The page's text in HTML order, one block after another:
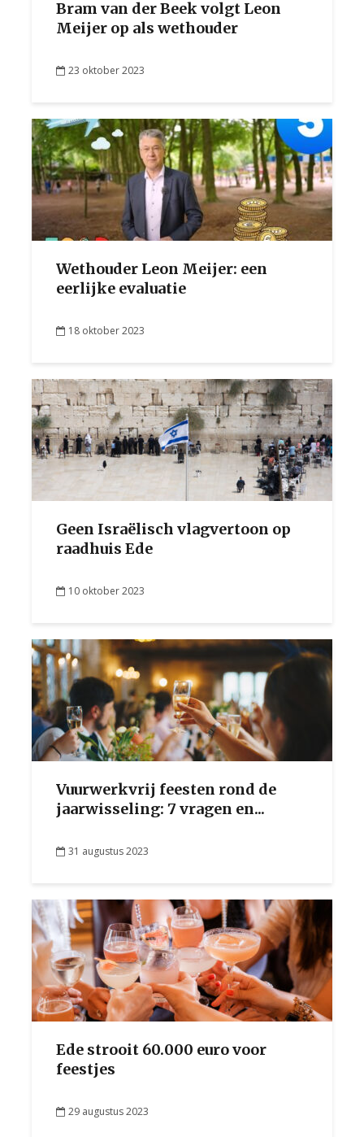
Bram van der Beek volgt Leon
Meijer op als wethouder
23 oktober 2023
Wethouder Leon Meijer: een
eerlijke evaluatie
18 oktober 2023
Geen Israëlisch vlagvertoon op
raadhuis Ede
10 oktober 2023
Vuurwerkvrij feesten rond de
jaarwisseling: 7 vragen en...
31 augustus 2023
Ede strooit 60.000 euro voor
feestjes
29 augustus 2023